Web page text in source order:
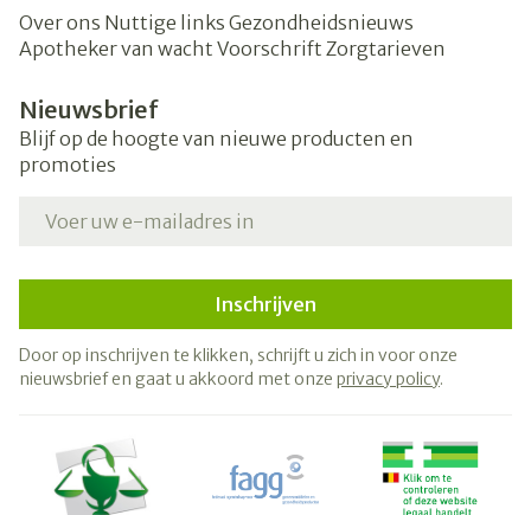
Over ons Nuttige links Gezondheidsnieuws
Apotheker van wacht Voorschrift Zorgtarieven
Nieuwsbrief
Blijf op de hoogte van nieuwe producten en
promoties
Inschrijven
Door op inschrijven te klikken, schrijft u zich in voor onze
nieuwsbrief en gaat u akkoord met onze privacy policy.